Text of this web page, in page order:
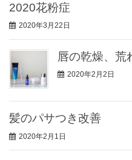
2020花粉症
2020年3月22日
唇の乾燥、荒
2020年2月2日
髪のパサつき改善
2020年2月1日